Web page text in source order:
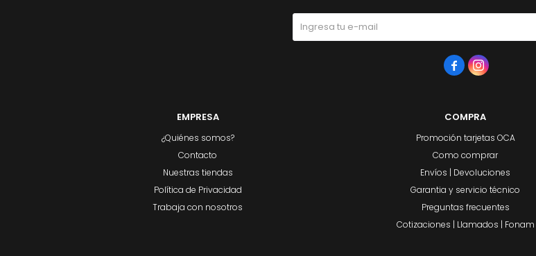
EMPRESA
¿Quiénes somos?
Contacto
Nuestras tiendas
Política de Privacidad
Trabaja con nosotros
COMPRA
Promoción tarjetas OCA
Como comprar
Envíos | Devoluciones
Garantia y servicio técnico
Preguntas frecuentes
Cotizaciones | Llamados | Fonam
 